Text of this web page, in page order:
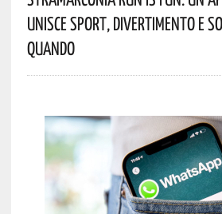
Unisce Sport, Divertimento E
Quando